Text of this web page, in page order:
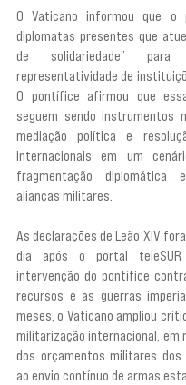
O Vaticano informou que o
diplomatas presentes que
de solidariedade”
representatividade de
O pontífice afirmou que
seguem sendo instrumentos
mediação política e
internacionais em um
fragmentação diplomática
alianças militares.
As declarações de Leão XIV
dia após o portal
intervenção do pontífice
recursos e as guerras
meses, o Vaticano ampliou
militarização internacional, em
dos orçamentos militares dos
ao envio contínuo de armas